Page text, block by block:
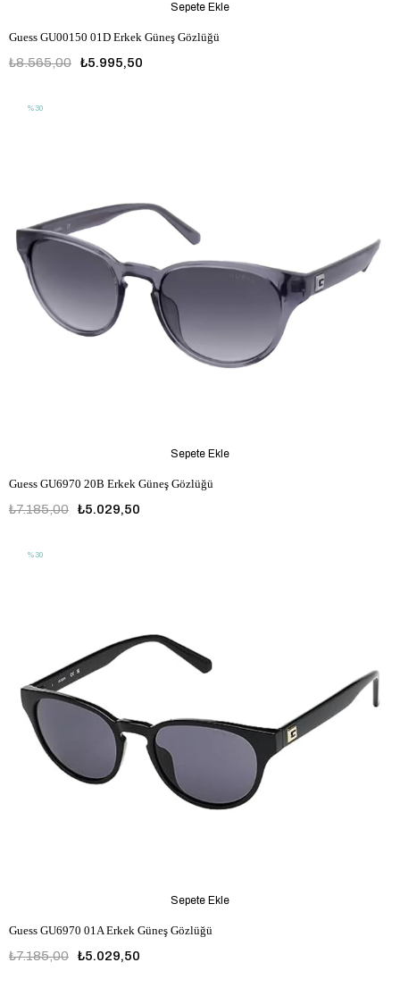
Guess GU00150 01D Erkek Güneş Gözlüğü
₺5.995,50
₺8.565,00
Sepete Ekle
Guess GU6970 20B Erkek Güneş Gözlüğü
₺5.029,50
₺7.185,00
Sepete Ekle
%30
Guess GU6970 01A Erkek Güneş Gözlüğü
₺5.029,50
₺7.185,00
Sepete Ekle
%30